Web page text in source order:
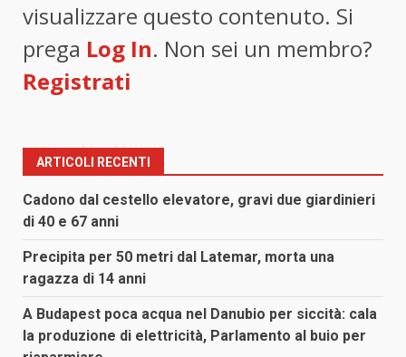
visualizzare questo contenuto. Si
prega Log In. Non sei un membro?
Registrati
ARTICOLI RECENTI
Cadono dal cestello elevatore, gravi due giardinieri
di 40 e 67 anni
Precipita per 50 metri dal Latemar, morta una
ragazza di 14 anni
A Budapest poca acqua nel Danubio per siccità: cala
la produzione di elettricità, Parlamento al buio per